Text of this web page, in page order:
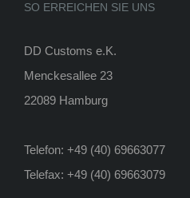
SO ERREICHEN SIE UNS
DD Customs e.K.
Menckesallee 23
22089 Hamburg
Telefon: +49 (40) 69663077
Telefax: +49 (40) 69663079